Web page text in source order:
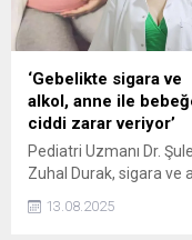
‘Gebelikte sigara ve
alkol, anne ile
ciddi zarar veriyor’
Pediatri Uzmanı Dr. Şule
Zuhal Durak, sigara ve
kullanımının gebelikten
itibaren hem anneye
13.08.2025